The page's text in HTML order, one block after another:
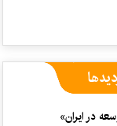
در ایران»